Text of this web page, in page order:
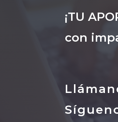
¡TU
con